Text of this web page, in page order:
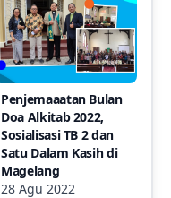
Penjemaaatan Bulan
Doa Alkitab 2022,
Sosialisasi TB 2 dan
Satu Dalam Kasih di
Magelang
28 Agu 2022